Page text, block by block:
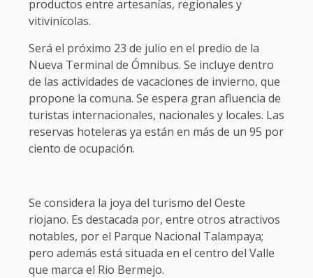
Será el próximo 23 de julio en el predio de la
Nueva Terminal de Ómnibus. Se incluye dentro
de las actividades de vacaciones de invierno, que
propone la comuna. Se espera gran afluencia de
turistas internacionales, nacionales y locales. Las
reservas hoteleras ya están en más de un 95 por
ciento de ocupación.
Se considera la joya del turismo del Oeste
riojano. Es destacada por, entre otros atractivos
notables, por el Parque Nacional Talampaya;
pero además está situada en el centro del Valle
que marca el Rio Bermejo.